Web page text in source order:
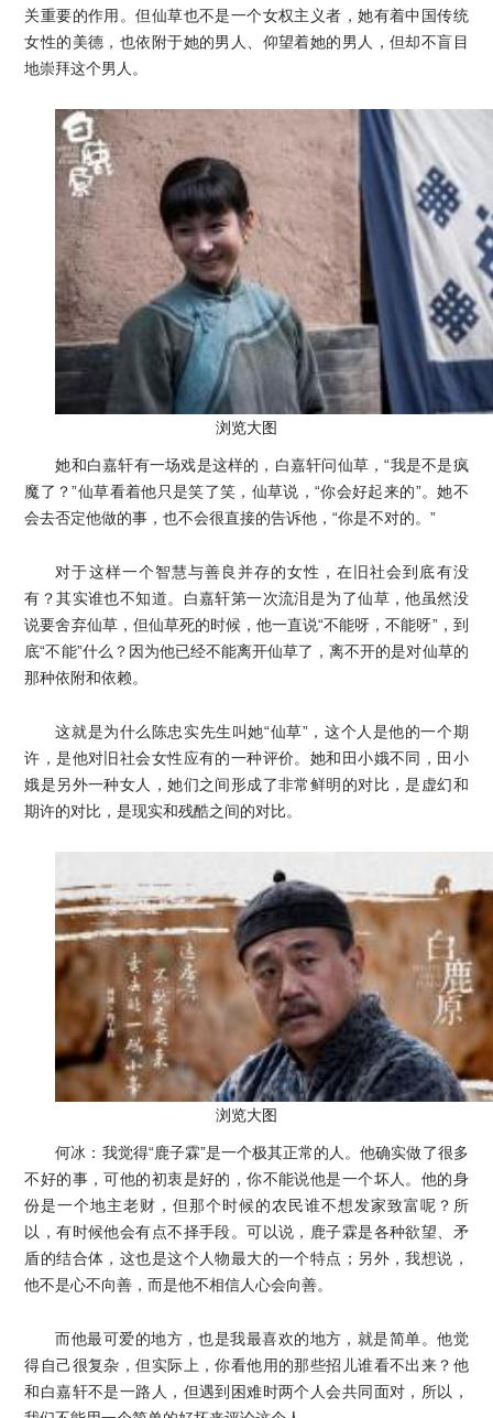
关重要的作用。但仙草也不是一个女权主义者，她有着中国传统
女性的美德，也依附于她的男人、仰望着她的男人，但却不盲目
地崇拜这个男人。
浏览大图
她和白嘉轩有一场戏是这样的，白嘉轩问仙草，“我是不是疯
魔了？”仙草看着他只是笑了笑，仙草说，“你会好起来的”。她不
会去否定他做的事，也不会很直接的告诉他，“你是不对的。”
对于这样一个智慧与善良并存的女性，在旧社会到底有没
有？其实谁也不知道。白嘉轩第一次流泪是为了仙草，他虽然没
说要舍弃仙草，但仙草死的时候，他一直说“不能呀，不能呀”，到
底“不能”什么？因为他已经不能离开仙草了，离不开的是对仙草的
那种依附和依赖。
这就是为什么陈忠实先生叫她“仙草”，这个人是他的一个期
许，是他对旧社会女性应有的一种评价。她和田小娥不同，田小
娥是另外一种女人，她们之间形成了非常鲜明的对比，是虚幻和
期许的对比，是现实和残酷之间的对比。
浏览大图
何冰：我觉得“鹿子霖”是一个极其正常的人。他确实做了很多
不好的事，可他的初衷是好的，你不能说他是一个坏人。他的身
份是一个地主老财，但那个时候的农民谁不想发家致富呢？所
以，有时候他会有点不择手段。可以说，鹿子霖是各种欲望、矛
盾的结合体，这也是这个人物最大的一个特点；另外，我想说，
他不是心不向善，而是他不相信人心会向善。
而他最可爱的地方，也是我最喜欢的地方，就是简单。他觉
得自己很复杂，但实际上，你看他用的那些招儿谁看不出来？他
和白嘉轩不是一路人，但遇到困难时两个人会共同面对，所以，